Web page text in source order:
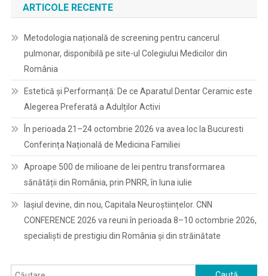
ARTICOLE RECENTE
Metodologia națională de screening pentru cancerul
pulmonar, disponibilă pe site-ul Colegiului Medicilor din
România
Estetică și Performanță: De ce Aparatul Dentar Ceramic este
Alegerea Preferată a Adulților Activi
În perioada 21–24 octombrie 2026 va avea loc la Bucuresti
Conferința Națională de Medicina Familiei
Aproape 500 de milioane de lei pentru transformarea
sănătății din România, prin PNRR, în luna iulie
Iașiul devine, din nou, Capitala Neuroștiințelor. CNN
CONFERENCE 2026 va reuni în perioada 8–10 octombrie 2026,
specialiști de prestigiu din România și din străinătate
Caută